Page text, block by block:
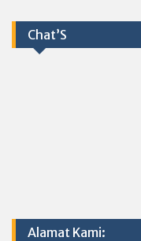
Chat’S
Alamat Kami: